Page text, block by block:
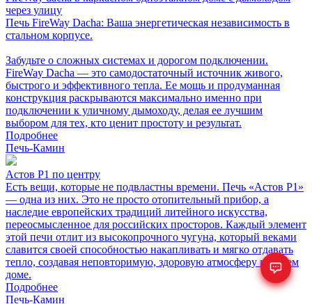
через улицу
Печь FireWay Dacha: Ваша энергетическая независимость в
стальном корпусе.
Забудьте о сложных системах и дорогом подключении.
FireWay Dacha — это самодостаточный источник живого,
быстрого и эффективного тепла. Ее мощь и продуманная
конструкция раскрываются максимально именно при
подключении к уличному дымоходу, делая ее лучшим
выбором для тех, кто ценит простоту и результат.
Подробнее
Печь-Камин
Астов Р1 по центру
Есть вещи, которые не подвластны времени. Печь «Астов Р1»
— одна из них. Это не просто отопительный прибор, а
наследие европейских традиций литейного искусства,
переосмысленное для российских просторов. Каждый элемент
этой печи отлит из высокопрочного чугуна, который веками
славится своей способностью накапливать и мягко отдавать
тепло, создавая неповторимую, здоровую атмосферу в вашем
доме.
Подробнее
Печь-Камин